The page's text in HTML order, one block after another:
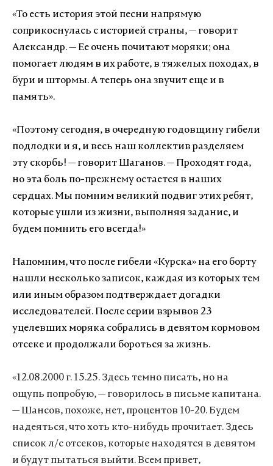
«То есть история этой песни напрямую
соприкоснулась с историей страны,— говорит
Александр.— Ее очень почитают моряки; она
помогает людям в их работе, в тяжелых походах, в
бури и штормы. А теперь она звучит еще и в
память».
«Поэтому сегодня, в очередную годовщину гибели
подлодки и я, и весь наш коллектив разделяем
эту скорбь! — говорит Шаганов.— Проходят года,
но эта боль по-прежнему остается в наших
сердцах. Мы помним великий подвиг этих ребят,
которые ушли из жизни, выполняя задание, и
будем помнить его всегда!»
Напомним, что после гибели «Курска» на его борту
нашли несколько записок, каждая из которых тем
или иным образом подтверждает догадки
исследователей. После серии взрывов 23
уцелевших моряка собрались в девятом кормовом
отсеке и продолжали бороться за жизнь.
«12.08.2000 г. 15.25. Здесь темно писать, но на
ощупь попробую,— говорилось в письме капитана.
— Шансов, похоже, нет, процентов 10-20. Будем
надеяться, что хоть кто-нибудь прочитает. Здесь
список л/с отсеков, которые находятся в девятом
и будут пытаться выйти. Всем привет,